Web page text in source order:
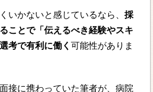
いかないと感じているなら、採
ことで「伝えるべき経験やスキ
考で有利に働く可能性がありま
接に携わっていた筆者が、病院